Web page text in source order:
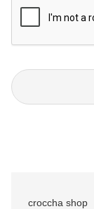
croccha shop